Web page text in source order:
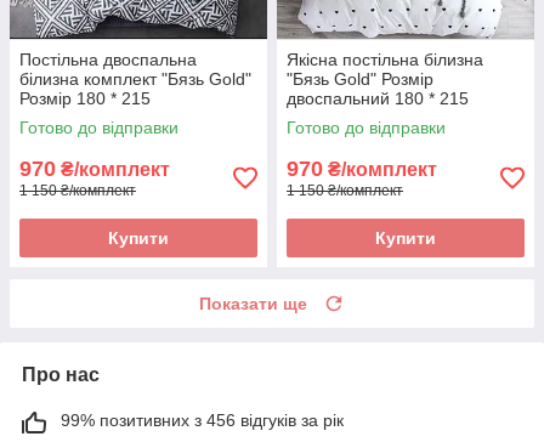
Постільна двоспальна
білизна комплект "Бязь Gold"
Розмір 180 * 215
Готово до відправки
970 ₴/комплект
1 150 ₴/комплект
Купити
Якісна постільна білизна
"Бязь Gold" Розмір
двоспальний 180 * 215
Готово до відправки
970 ₴/комплект
1 150 ₴/комплект
Купити
Показати ще
Про нас
99% позитивних з 456 відгуків за рік